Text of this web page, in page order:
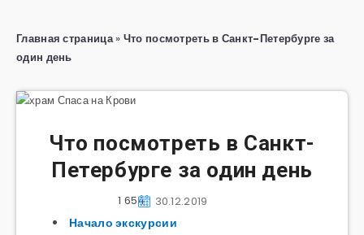
Главная страница» Что посмотреть в Санкт-Петербурге за
один день
Что посмотреть в Санкт-
Петербурге за один день
30.12.2019
1 654
Начало экскурсии